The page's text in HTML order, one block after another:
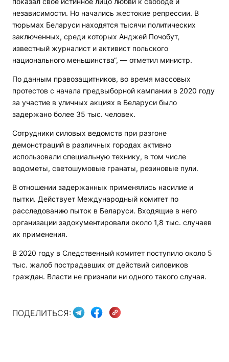
независимости. Но начались жестокие репрессии. В
тюрьмах Беларуси находятся тысячи политических
заключенных, среди которых Анджей Почобут,
известный журналист и активист польского
национального меньшинства“, — отметил министр.
По данным правозащитников, во время массовых
протестов с начала предвыборной кампании в 2020 году
за участие в уличных акциях в Беларуси было
задержано более 35 тыс. человек.
Сотрудники силовых ведомств при разгоне
демонстраций в различных городах активно
использовали специальную технику, в том числе
водометы, светошумовые гранаты, резиновые пули.
В отношении задержанных применялись насилие и
пытки. Действует Международный комитет по
расследованию пыток в Беларуси. Входящие в него
организации задокументировали около 1,8 тыс. случаев
их применения.
В 2020 году в Следственный комитет поступило около 5
тыс. жалоб пострадавших от действий силовиков
граждан. Власти не признали ни одного такого случая.
ПОДЕЛИТЬСЯ: